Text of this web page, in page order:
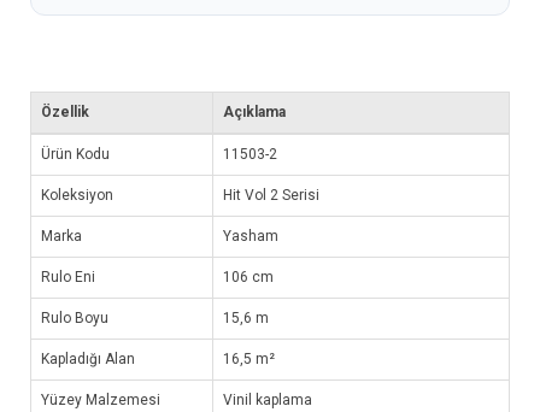
Özellik Açıklama
Ürün Kodu 11503-2
Koleksiyon Hit Vol 2 Serisi
Marka Yasham
Rulo Eni 106 cm
Rulo Boyu 15,6 m
Kapladığı Alan 16,5 m²
Yüzey Malzemesi Vinil kaplama